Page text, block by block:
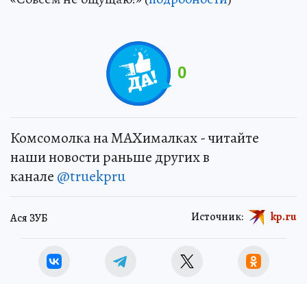
0
Комсомолка на MAXималках - читайте
наши новости раньше других в
канале @truekpru
Ася ЗУБ Источник: kp.ru